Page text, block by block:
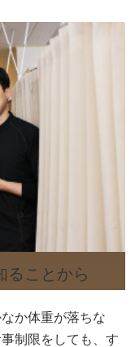
ることから
か体重が落ちな
制限をしても、す